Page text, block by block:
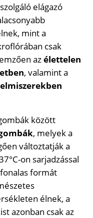
elágazó
mint a
csak
azélettelen
, valamint a
között
, melyek a
változtatják a
on sarjadzással
formát
élnek, a
azonban csak az